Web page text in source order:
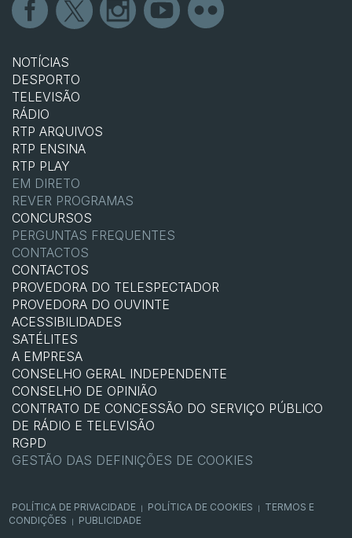
NOTÍCIAS
DESPORTO
TELEVISÃO
RÁDIO
RTP ARQUIVOS
RTP ENSINA
RTP PLAY
EM DIRETO
REVER PROGRAMAS
CONCURSOS
PERGUNTAS FREQUENTES
CONTACTOS
CONTACTOS
PROVEDORA DO TELESPECTADOR
PROVEDORA DO OUVINTE
ACESSIBILIDADES
SATÉLITES
A EMPRESA
CONSELHO GERAL INDEPENDENTE
CONSELHO DE OPINIÃO
CONTRATO DE CONCESSÃO DO SERVIÇO PÚBLICO
DE RÁDIO E TELEVISÃO
RGPD
GESTÃO DAS DEFINIÇÕES DE COOKIES
POLÍTICA DE PRIVACIDADE POLÍTICA DE COOKIES
TERMOS E
CONDIÇÕES
PUBLICIDADE